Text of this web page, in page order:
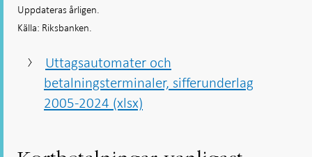
Uppdateras årligen.
Källa: Riksbanken.
Uttagsautomater och
betalningsterminaler, sifferunderlag
2005-2024 (xlsx)